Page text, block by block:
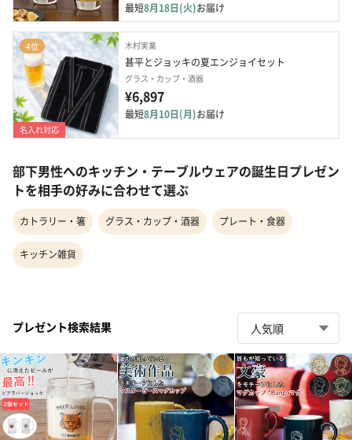
最短8月18日(火)お届け
4位
名入れ対応
木村実業
甚平とジョッキの夏エンジョイセット
グラス・カップ・酒器
¥6,897
最短8月10日(月)お届け
部下男性へのキッチン・テーブルウェアの誕生日プレゼン
トを相手の好みに合わせて選ぶ
カトラリー・箸 グラス・カップ・酒器 プレート・食器
キッチン雑貨
プレゼント検索結果